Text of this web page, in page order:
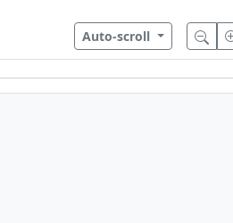
Auto-scroll